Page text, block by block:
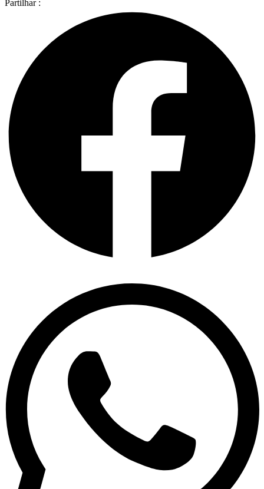
Transportadora
JOURNEY
Partilhar :